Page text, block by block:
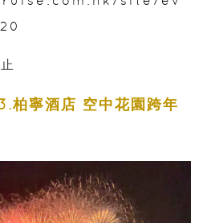
柏寧酒店 空中花園跨年